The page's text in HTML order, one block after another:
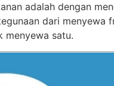
adalah dengan
dari menyewa
menyewa satu.